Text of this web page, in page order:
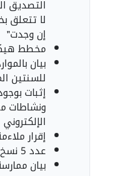
التصديق
لا تتعلق
إن وجدت"
مخطط
بيان
للسنتين
إثبات
ونشاطات
الإلكتروني
إقرار
عدد 5 نسخ من تقرير التدقيق الخارجي
بيان